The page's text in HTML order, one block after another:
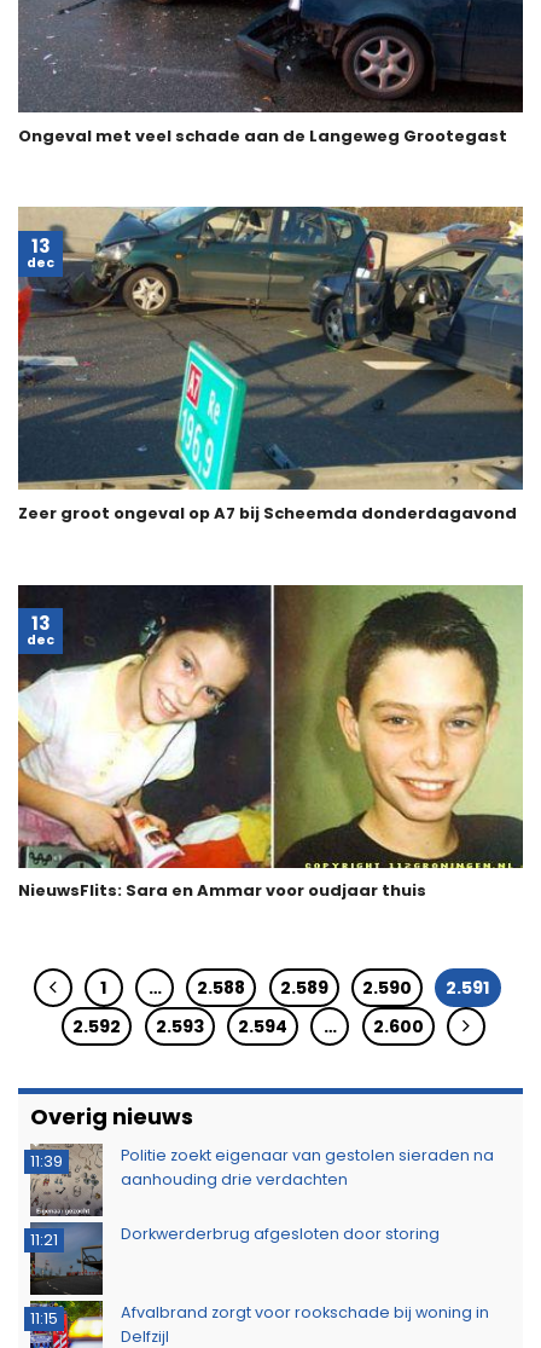
Ongeval met veel schade aan de Langeweg Grootegast
Zeer groot ongeval op A7 bij Scheemda donderdagavond
13
dec
NieuwsFlits: Sara en Ammar voor oudjaar thuis
13
dec
1 … 2.588 2.589 2.590
2.591
2.592
2.593 2.594 … 2.600
Overig nieuws
11:39
Politie zoekt eigenaar van gestolen sieraden na
aanhouding drie verdachten
11:21 Dorkwerderbrug afgesloten door storing
11:15
Afvalbrand zorgt voor rookschade bij woning in
Delfzijl